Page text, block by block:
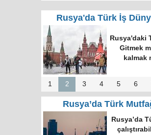
Rusya'da Türk İş
Rusya'daki
Gitmek
kalmak
1 2 3 4 5 6
Rusya’da Türk
Rusya’da